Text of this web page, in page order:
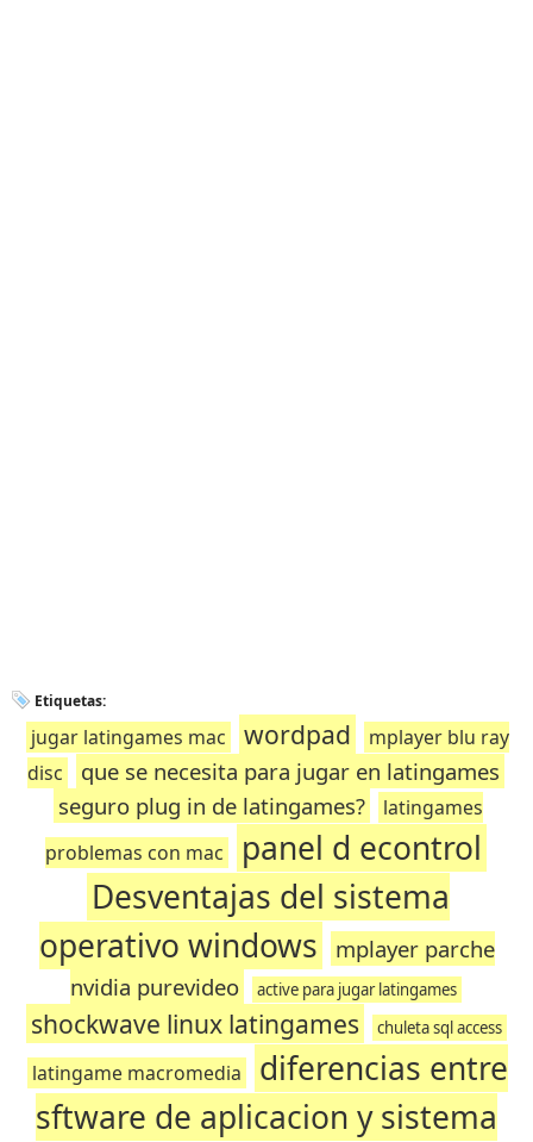
Etiquetas:
jugar latingames mac wordpad
mplayer blu ray
disc
que se necesita para jugar en latingames
seguro plug in de latingames?
latingames
problemas con mac
panel d econtrol
Desventajas del sistema
operativo windows
mplayer parche
nvidia purevideo
active para jugar latingames
shockwave linux latingames chuleta sql access
latingame macromedia
diferencias entre
sftware de aplicacion y sistema